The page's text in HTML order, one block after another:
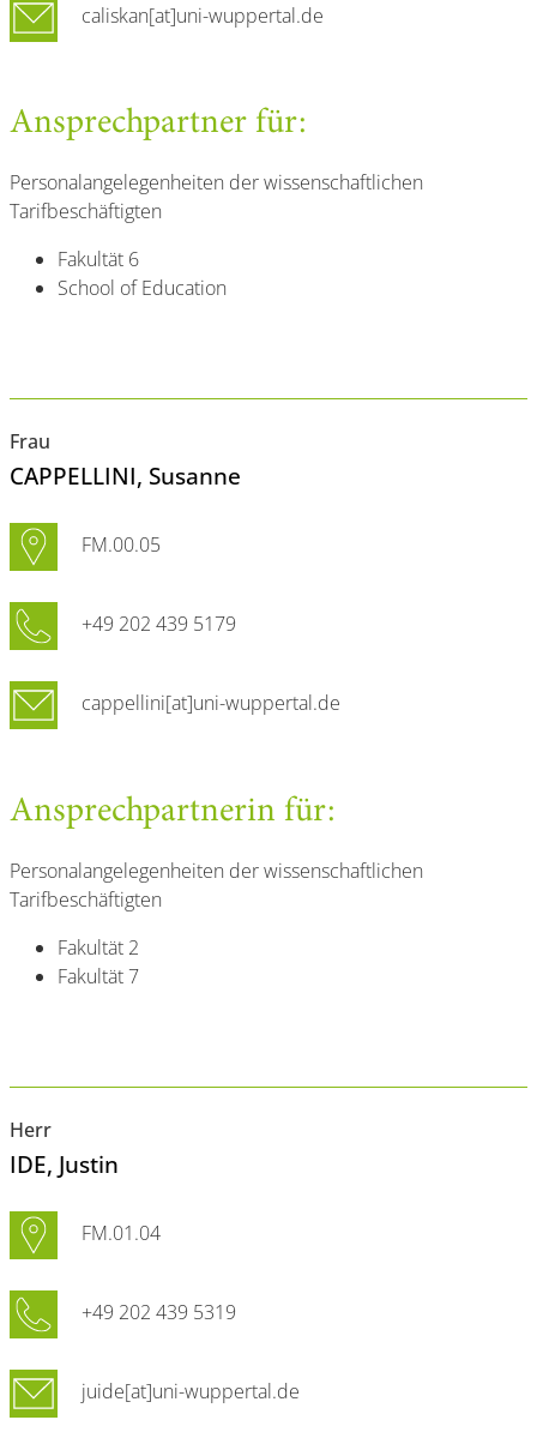
Ansprechpartner für:
Personalangelegenheiten der wissenschaftlichen
Tarifbeschäftigten
Fakultät 6
School of Education
caliskan[at]uni-wuppertal.de
Ansprechpartnerin für:
Personalangelegenheiten der wissenschaftlichen
Tarifbeschäftigten
Fakultät 2
Fakultät 7
Frau
CAPPELLINI, Susanne
FM.00.05
+49 202 439 5179
cappellini[at]uni-wuppertal.de
Herr
IDE, Justin
FM.01.04
+49 202 439 5319
juide[at]uni-wuppertal.de